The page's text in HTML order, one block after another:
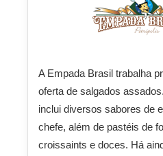
A Empada Brasil trabalha
oferta de salgados
inclui diversos sabores de
chefe, além de pastéis de
croissaints e doces. Há